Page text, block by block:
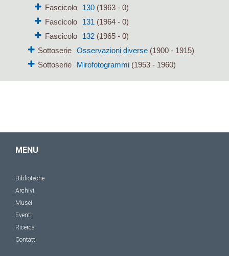
Fascicolo
130(1963 - 0)
Fascicolo
131 (1964 - 0)
Fascicolo
132(1965 - 0)
Sottoserie
Osservazioni diverse (1900 - 1915)
Sottoserie
Mirofotogrammi (1953 - 1960)
MENU
Biblioteche
Archivi
Musei
Eventi
Ricerca
Contatti